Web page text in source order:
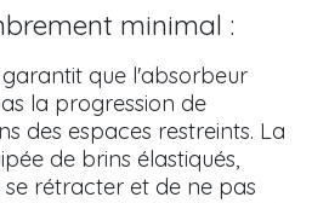
minimal :
que l'absorbeur
la progression de
des espaces restreints. La
de brins élastiqués,
rétracter et de ne pas